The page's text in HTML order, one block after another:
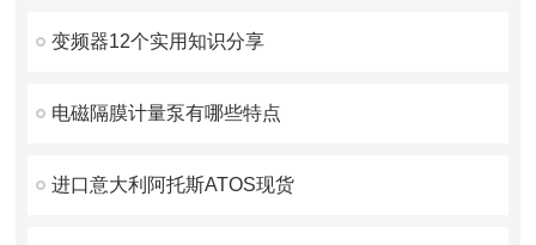
变频器12个实用知识分享
电磁隔膜计量泵有哪些特点
进口意大利阿托斯ATOS现货